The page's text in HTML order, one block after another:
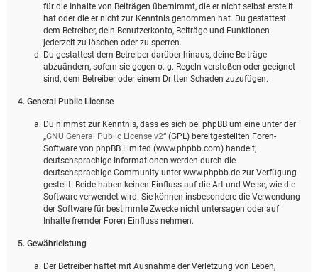
für die Inhalte von Beiträgen übernimmt, die er nicht selbst erstellt
hat oder die er nicht zur Kenntnis genommen hat. Du gestattest
dem Betreiber, dein Benutzerkonto, Beiträge und Funktionen
jederzeit zu löschen oder zu sperren.
Du gestattest dem Betreiber darüber hinaus, deine Beiträge
abzuändern, sofern sie gegen o. g. Regeln verstoßen oder geeignet
sind, dem Betreiber oder einem Dritten Schaden zuzufügen.
4. General Public License
Du nimmst zur Kenntnis, dass es sich bei phpBB um eine unter der
„GNU General Public License v2“ (GPL) bereitgestellten Foren-
Software von phpBB Limited (www.phpbb.com) handelt;
deutschsprachige Informationen werden durch die
deutschsprachige Community unter www.phpbb.de zur Verfügung
gestellt. Beide haben keinen Einfluss auf die Art und Weise, wie die
Software verwendet wird. Sie können insbesondere die Verwendung
der Software für bestimmte Zwecke nicht untersagen oder auf
Inhalte fremder Foren Einfluss nehmen.
5. Gewährleistung
Der Betreiber haftet mit Ausnahme der Verletzung von Leben,